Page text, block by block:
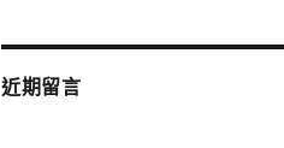
近期留言